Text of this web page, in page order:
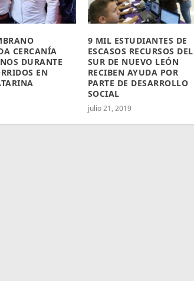
CERCANÍA
DURANTE
EN
9 MIL ESTUDIANTES DE
ESCASOS RECURSOS DEL
SUR DE NUEVO LEÓN
RECIBEN AYUDA POR
PARTE DE DESARROLLO
SOCIAL
julio 21, 2019